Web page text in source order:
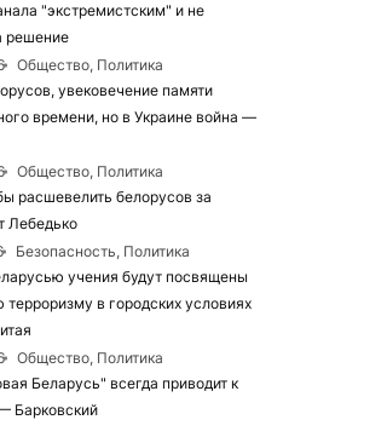
"экстремистским" и не
решение
Общество, Политика
увековечение памяти
времени, но в Украине война —
Общество, Политика
расшевелить белорусов за
Лебедько
Безопасность, Политика
учения будут посвящены
терроризму в городских условиях
Общество, Политика
Беларусь" всегда приводит к
Барковский